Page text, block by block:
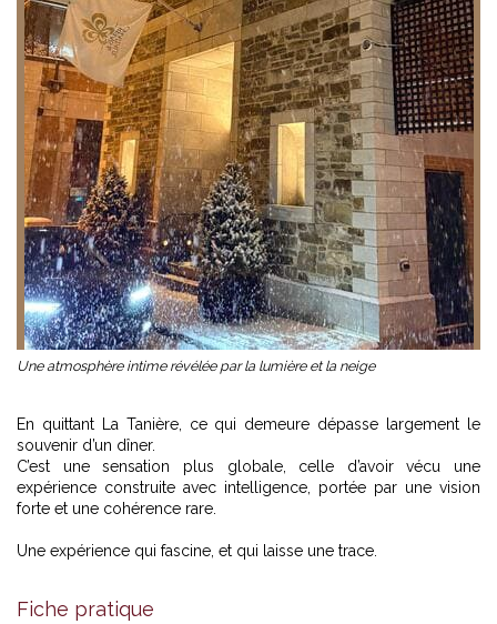
Une atmosphère intime révélée par la lumière et la neige
En quittant La Tanière, ce qui demeure dépasse largement le
souvenir d’un dîner.
C’est une sensation plus globale, celle d’avoir vécu une
expérience construite avec intelligence, portée par une vision
forte et une cohérence rare.
Une expérience qui fascine, et qui laisse une trace.
Fiche pratique